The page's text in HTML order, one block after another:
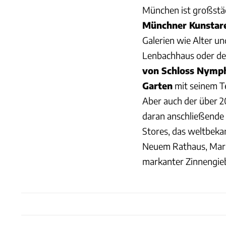
München ist
Münchner
Galerien wie Alter
Lenbachhaus oder
von Schloss
Garten mit seinem
Aber auch der über
daran anschließende
Stores, das
Neuem Rathaus,
markanter